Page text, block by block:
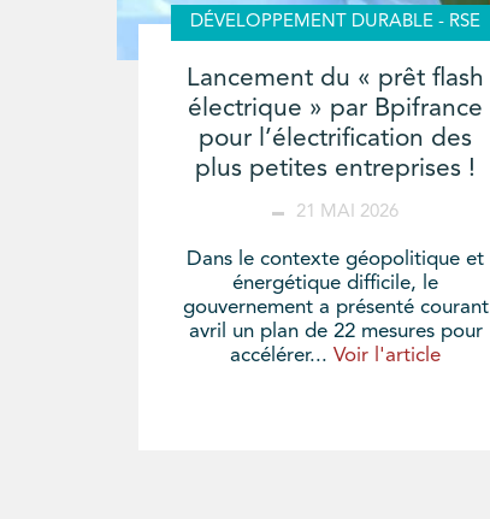
DÉVELOPPEMENT DURABLE - RSE
Lancement du « prêt flash
électrique » par Bpifrance
pour l’électrification des
plus petites entreprises !
21 MAI 2026
Dans le contexte géopolitique et
énergétique difficile, le
gouvernement a présenté courant
avril un plan de 22 mesures pour
accélérer...Voir l'article